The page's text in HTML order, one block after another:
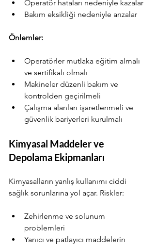
Operatör hataları nedeniyle kazalar
Bakım eksikliği nedeniyle arızalar
Önlemler:
Operatörler mutlaka eğitim almalı
ve sertifikalı olmalı
Makineler düzenli bakım ve
kontrolden geçirilmeli
Çalışma alanları işaretlenmeli ve
güvenlik bariyerleri kurulmalı
Kimyasal Maddeler ve
Depolama Ekipmanları
Kimyasalların yanlış kullanımı ciddi
sağlık sorunlarına yol açar. Riskler:
Zehirlenme ve solunum
problemleri
Yanıcı ve patlayıcı maddelerin